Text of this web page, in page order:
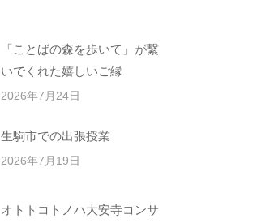
「ことばの森を歩いて」が繋
いでくれた嬉しいご縁
2026年7月24日
生駒市での出張授業
2026年7月19日
オトトコトノハ大安寺コンサ